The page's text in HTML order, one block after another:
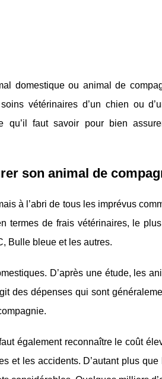
domestique ou animal de
vétérinaires d’un chien ou
qu’il faut savoir pour bien
son animal de
à l’abri de tous les imprévus
termes de frais vétérinaires, le
Bulle bleue et les autres.
D’après une étude, les
des dépenses qui sont
également reconnaître le coût
et les accidents. D’autant plus